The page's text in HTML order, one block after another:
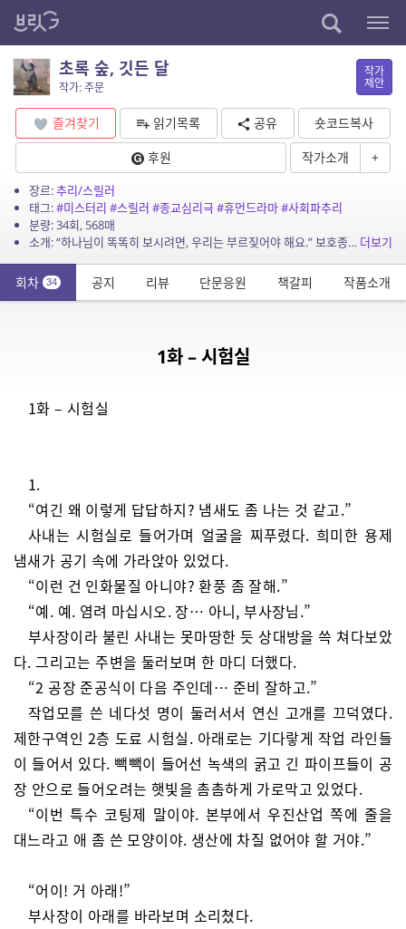
초록 숲, 깃든 달
작가: 주문
작가
제안
즐겨찾기 읽기목록 공유
숏코드복사
후원
작가소개 +
장르:추리/스릴러
태그:#미스터리 #스릴러 #종교심리극#휴먼드라마#사회파추리
분량: 34회, 568매
소개: “하나님이 똑똑히 보시려면, 우리는 부르짖어야 해요.” 보호종료 아동 출신의 목사 도윤. 그의 평범했던 일상은 과거 가족 같았던 희선 누나의 부고소식과 함께 ... 더보기
회차 34 공지 리뷰 단문응원 책갈피 작품소개
1화 – 시험실
1화 – 시험실
1.
“여긴 왜 이렇게 답답하지? 냄새도 좀 나는 것 같고.”
사내는 시험실로 들어가며 얼굴을 찌푸렸다. 희미한 용제
냄새가 공기 속에 가라앉아 있었다.
“이런 건 인화물질 아니야? 환풍 좀 잘해.”
“예. 예. 염려 마십시오. 장… 아니, 부사장님.”
부사장이라 불린 사내는 못마땅한 듯 상대방을 쓱 쳐다보았
다. 그리고는 주변을 둘러보며 한 마디 더했다.
“2 공장 준공식이 다음 주인데… 준비 잘하고.”
작업모를 쓴 네다섯 명이 둘러서서 연신 고개를 끄덕였다.
제한구역인 2층 도료 시험실. 아래로는 기다랗게 작업 라인들
이 들어서 있다. 빽빽이 들어선 녹색의 굵고 긴 파이프들이 공
장 안으로 들어오려는 햇빛을 촘촘하게 가로막고 있었다.
“이번 특수 코팅제 말이야. 본부에서 우진산업 쪽에 줄을
대느라고 애 좀 쓴 모양이야. 생산에 차질 없어야 할 거야.”
“어이! 거 아래!”
부사장이 아래를 바라보며 소리쳤다.